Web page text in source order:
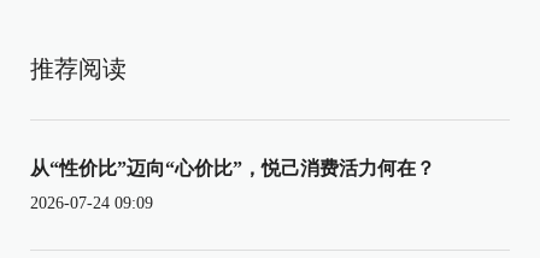
推荐阅读
从“性价比”迈向“心价比”，悦己消费活力何在？
2026-07-24 09:09